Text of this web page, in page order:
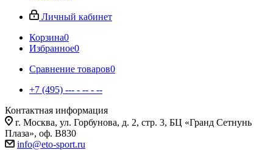
Личный кабинет
Корзина0
Избранное0
Сравнение товаров0
+7 (495) --- - -- - --
Контактная информация
г. Москва, ул. Горбунова, д. 2, стр. 3, БЦ «Гранд Сетнунь
Плаза», оф. В830
info@eto-sport.ru